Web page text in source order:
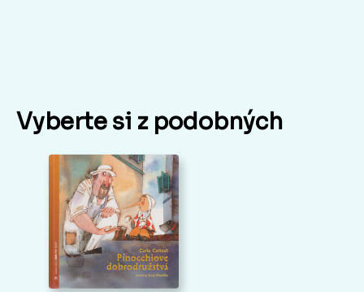
Vyberte si z podobných